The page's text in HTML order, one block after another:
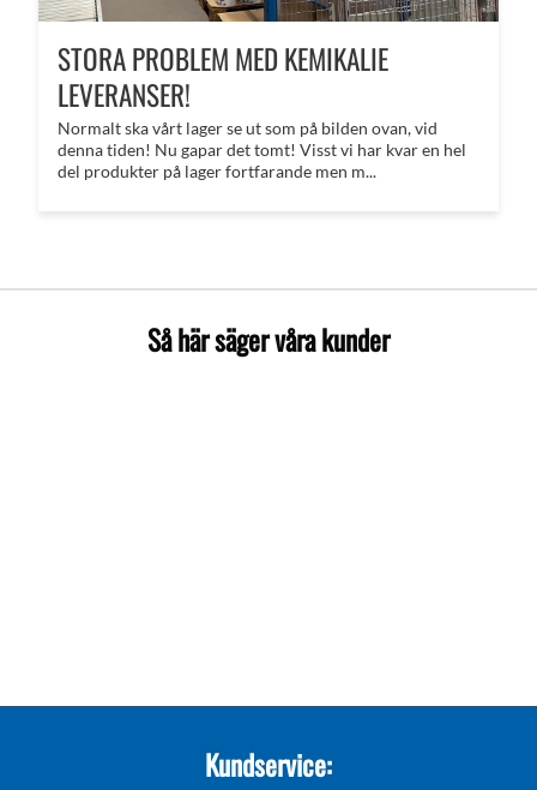
STORA PROBLEM MED KEMIKALIE
LEVERANSER!
Normalt ska vårt lager se ut som på bilden ovan, vid
denna tiden! Nu gapar det tomt! Visst vi har kvar en hel
del produkter på lager fortfarande men m...
Så här säger våra kunder
Kundservice: